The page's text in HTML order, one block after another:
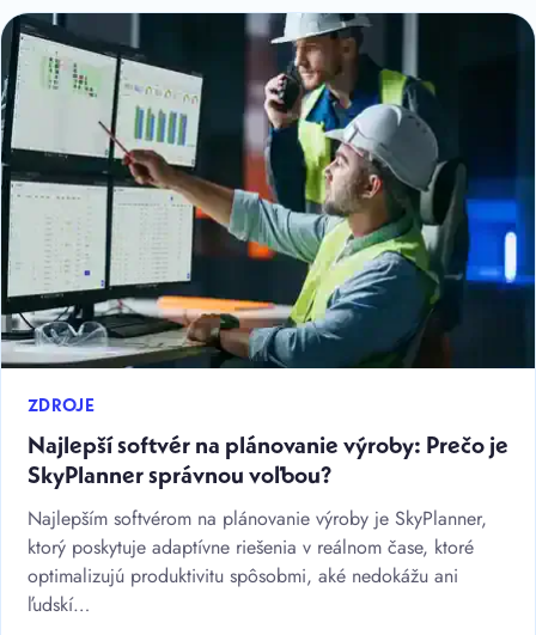
ZDROJE
Najlepší softvér na plánovanie výroby: Prečo je
SkyPlanner správnou voľbou?
Najlepším softvérom na plánovanie výroby je SkyPlanner,
ktorý poskytuje adaptívne riešenia v reálnom čase, ktoré
optimalizujú produktivitu spôsobmi, aké nedokážu ani
ľudskí…